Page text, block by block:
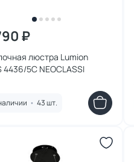
₽
люстра Lumion
4436/5C NEOCLASSI
• 43 шт.